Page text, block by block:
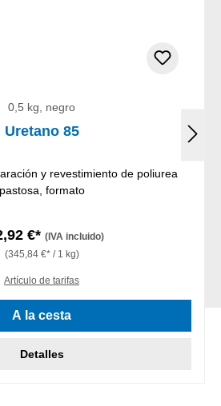
0,5 kg, negro
Uretano 85
y revestimiento de poliurea
pastosa, formato
€* (IVA incluido)
(345,84 €* / 1 kg)
Artículo de tarifas
A la cesta
Detalles